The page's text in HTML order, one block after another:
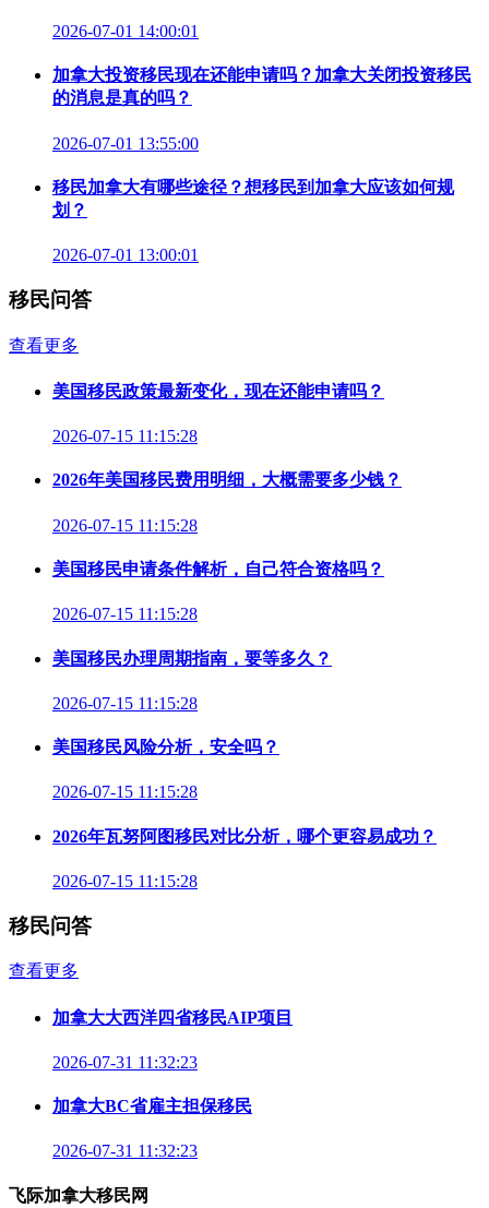
2026-07-01 14:00:01
加拿大投资移民现在还能申请吗？加拿大关闭投资移民
的消息是真的吗？
2026-07-01 13:55:00
移民加拿大有哪些途径？想移民到加拿大应该如何规
划？
2026-07-01 13:00:01
移民问答
查看更多
美国移民政策最新变化，现在还能申请吗？
2026-07-15 11:15:28
2026年美国移民费用明细，大概需要多少钱？
2026-07-15 11:15:28
美国移民申请条件解析，自己符合资格吗？
2026-07-15 11:15:28
美国移民办理周期指南，要等多久？
2026-07-15 11:15:28
美国移民风险分析，安全吗？
2026-07-15 11:15:28
2026年瓦努阿图移民对比分析，哪个更容易成功？
2026-07-15 11:15:28
移民问答
查看更多
加拿大大西洋四省移民AIP项目
2026-07-31 11:32:23
加拿大BC省雇主担保移民
2026-07-31 11:32:23
飞际加拿大移民网